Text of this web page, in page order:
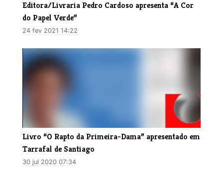
Editora/Livraria Pedro Cardoso apresenta “A Cor
do Papel Verde”
24 fev 2021 14:22
Livro “O Rapto da Primeira-Dama” apresentado em
Tarrafal de Santiago
30 jul 2020 07:34